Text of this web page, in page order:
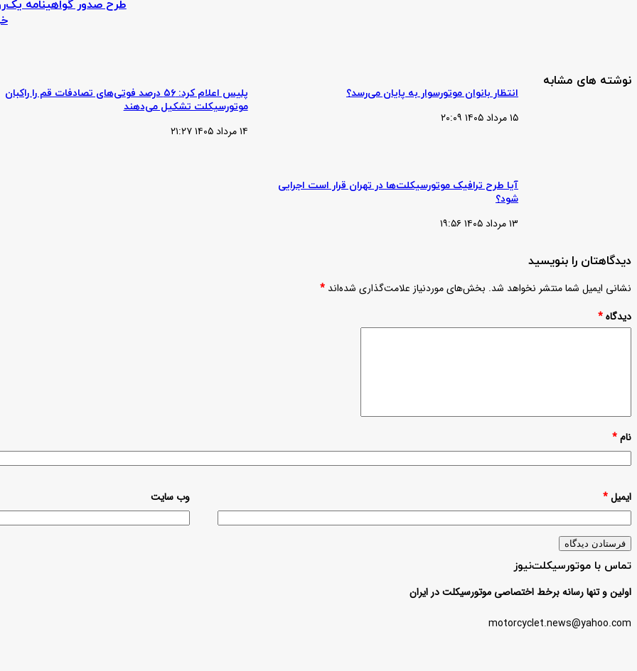
در
استان
استان
اجرا
نوشته های مشابه
انتظار بانوان موتورسوار به پایان می‌رسد؟
۱۵ مرداد ۱۴۰۵ ۲۰:۰۹
پلیس اعلام کرد: ۵۶ درصد فوتی‌های تصادفات قم را راکبان
موتورسیکلت تشکیل می‌دهند
۱۴ مرداد ۱۴۰۵ ۲۱:۲۷
آیا طرح ترافیک موتورسیکلت‌ها در تهران قرار است اجرایی
شود؟
۱۳ مرداد ۱۴۰۵ ۱۹:۵۶
دیدگاهتان را بنویسید
نشانی ایمیل شما منتشر نخواهد شد. بخش‌های موردنیاز علامت‌گذاری شده‌اند *
دیدگاه*
نام*
ایمیل* وب‌ سایت
تماس با موتورسیکلت‌نیوز
اولین و تنها رسانه برخط اختصاصی موتورسیکلت در ایران
motorcyclet.news@yahoo.com